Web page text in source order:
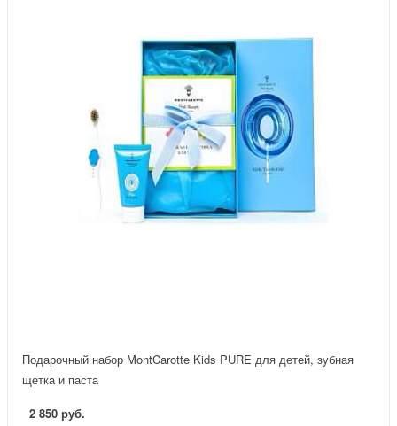
Подарочный набор MontCarotte Kids PURE для детей, зубная
щетка и паста
2 850 руб.